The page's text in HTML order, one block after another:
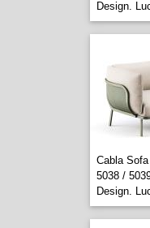
Design.
Cabla
5038 /
Design.